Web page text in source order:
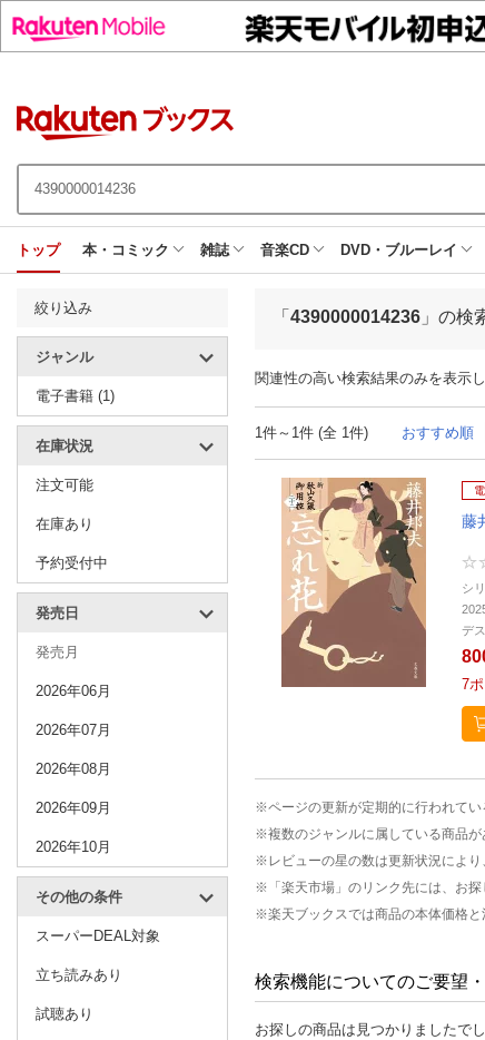
トップ 本・コミック 雑誌 音楽CD DVD・ブルーレイ
絞り込み
ジャンル
電子書籍 (1)
在庫状況
注文可能
在庫あり
予約受付中
発売日
発売月
2026年06月
2026年07月
2026年08月
2026年09月
2026年10月
その他の条件
スーパーDEAL対象
立ち読みあり
試聴あり
「 4390000014236 」の検
関連性の高い検索結果のみを表示し
1件～1件 (全 1件) おすすめ順
藤
シ
デ
7
※ページの更新が定期的に行われてい
※複数のジャンルに属している商品が
※レビューの星の数は更新状況により
※「楽天市場」のリンク先には、お探
※楽天ブックスでは商品の本体価格
検索機能についてのご要望
お探しの商品は見つかりましたで